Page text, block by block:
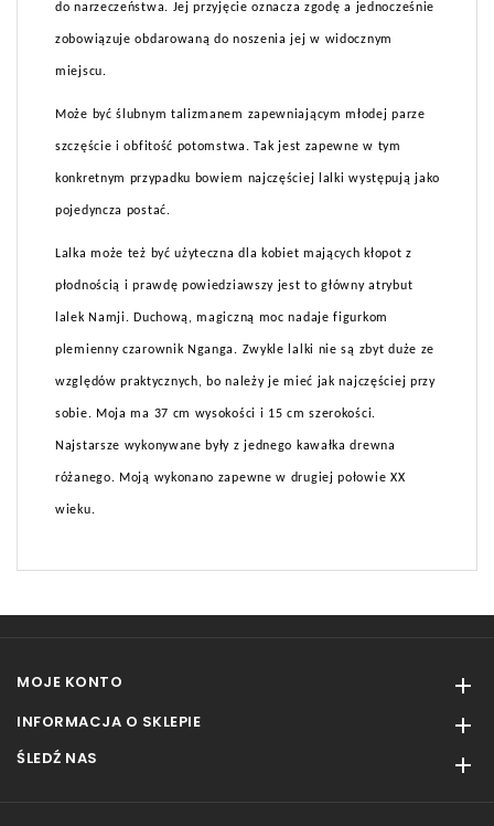
do narzeczeństwa. Jej przyjęcie oznacza zgodę a jednocześnie
zobowiązuje obdarowaną do noszenia jej w widocznym
miejscu.
Może być ślubnym talizmanem zapewniającym młodej parze
szczęście i obfitość potomstwa. Tak jest zapewne w tym
konkretnym przypadku bowiem najczęściej lalki występują jako
pojedyncza postać.
Lalka może też być użyteczna dla kobiet mających kłopot z
płodnością i prawdę powiedziawszy jest to główny atrybut
lalek Namji. Duchową, magiczną moc nadaje figurkom
plemienny czarownik Nganga. Zwykle lalki nie są zbyt duże ze
względów praktycznych, bo należy je mieć jak najczęściej przy
sobie. Moja ma 37 cm wysokości i 15 cm szerokości.
Najstarsze wykonywane były z jednego kawałka drewna
różanego. Moją wykonano zapewne w drugiej połowie XX
wieku.
MOJE KONTO 
INFORMACJA O SKLEPIE 
ŚLEDŹ NAS 